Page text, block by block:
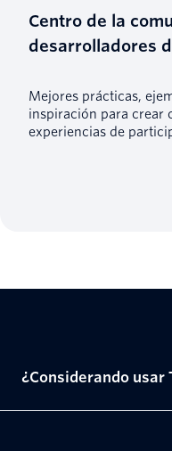
Centro de la
desarrolladores
Mejores prácticas,
inspiración para crear
experiencias de
¿Considerando usar